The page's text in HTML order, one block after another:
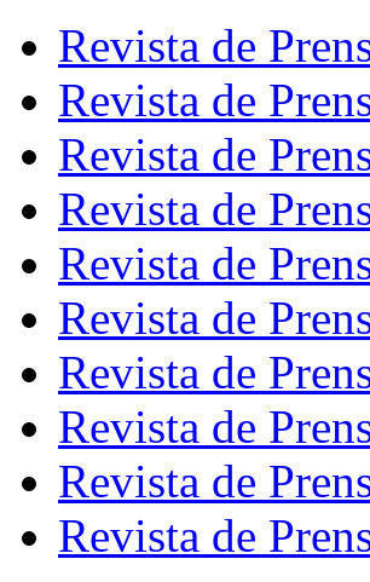
Revista de
Revista de
Revista de
Revista de
Revista de
Revista de
Revista de
Revista de
Revista de
Revista de